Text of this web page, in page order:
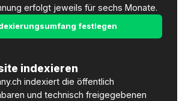
erfolgt jeweils für sechs Monate.
festlegen
indexieren
indexiert die öffentlich
und technisch freigegebenen